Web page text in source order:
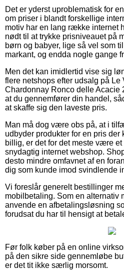
Det er yderst uproblematisk for
om priser i blandt forskellige
motiv har en lang række internet
nødt til at trykke prisniveauet på
børn og babyer, lige så vel som
markant, og endda nogle gange
Men det kan imidlertid vise sig
flere netshops efter udsalg på Le
Chardonnay Ronco delle Acacie
at du gennemfører din handel,
at skaffe sig den laveste pris.
Man må dog være obs på, at i
udbyder produkter for en pris der
billig, er det for det meste være
snydagtig internet webshop.
desto mindre omfavnet af en
dig som kunde imod svindlende
Vi foreslår generelt bestillinger
mobilbetaling. Som en alternativ
anvende en afbetalingsløsning
forudsat du har til hensigt at
Før folk køber på en online
på den sikre side gennemløbe
er det tit ikke særlig morsomt.